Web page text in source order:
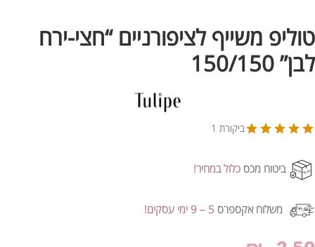
טוליפ משייף לציפורניים “חצי-ירח
לבן” 150/150
ביקורת 1
ביטוח מכס כלול במחיר!
משלוח אקספרס 5 – 9 ימי עסקים!